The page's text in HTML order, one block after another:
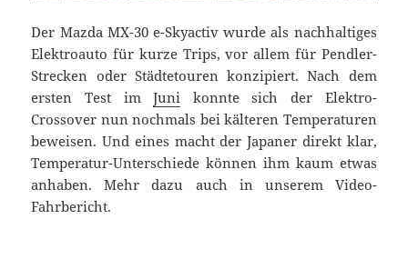
Der Mazda MX-30 e-Skyactiv wurde als nachhaltiges
Elektroauto für kurze Trips, vor allem für Pendler-
Strecken oder Städtetouren konzipiert. Nach dem
ersten Test imJuni konnte sich der Elektro-
Crossover nun nochmals bei kälteren Temperaturen
beweisen. Und eines macht der Japaner direkt klar,
Temperatur-Unterschiede können ihm kaum etwas
anhaben. Mehr dazu auch in unserem Video-
Fahrbericht.